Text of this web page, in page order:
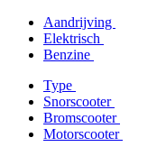
Aandrijving
Elektrisch
Benzine
Type
Snorscooter
Bromscooter
Motorscooter